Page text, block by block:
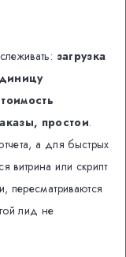
загрузка
простои.
а для быстрых
витрина или скрипт
пересматриваются
лид не